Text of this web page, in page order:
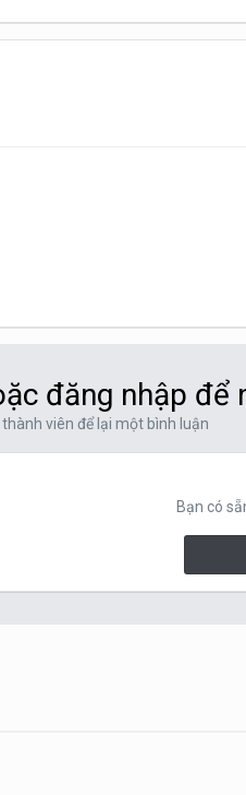
đăng nhập để
viên để lại một bình luận
Bạn có